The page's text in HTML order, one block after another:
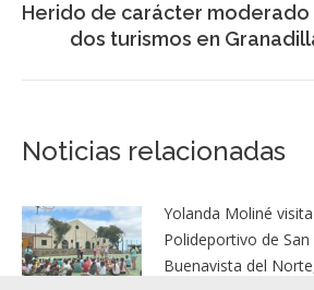
siguiente:
Herido de carácter moderado
dos turismos en
Noticias relacionadas
Yolanda Moliné
Polideportivo de
Buenavista del